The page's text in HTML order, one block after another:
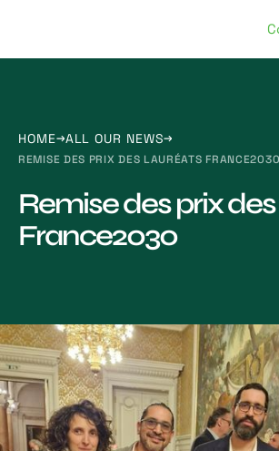
HOME ALL OUR NEWS
REMISE DES PRIX DES LAURÉATS FRANCE2030
Remise des prix
France2030